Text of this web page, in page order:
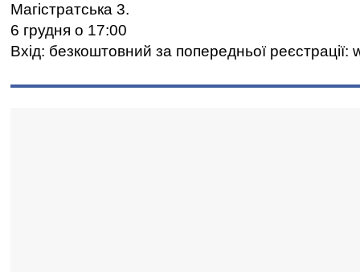
Магістратська 3.
6 грудня о 17:00
Вхід: безкоштовний за попередньої реєстрації: